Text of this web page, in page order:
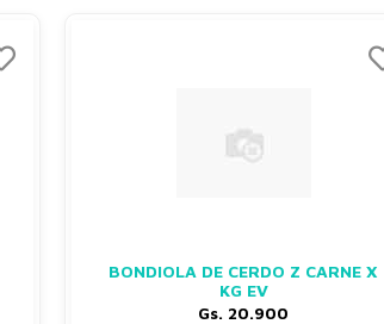
BONDIOLA DE CERDO Z CARNE X
KG EV
Gs. 20.900